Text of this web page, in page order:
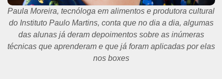
Paula Moreira, tecnóloga em alimentos e produtora cultural
do Instituto Paulo Martins, conta que no dia a dia, algumas
das alunas já deram depoimentos sobre as inúmeras
técnicas que aprenderam e que já foram aplicadas por elas
nos boxes